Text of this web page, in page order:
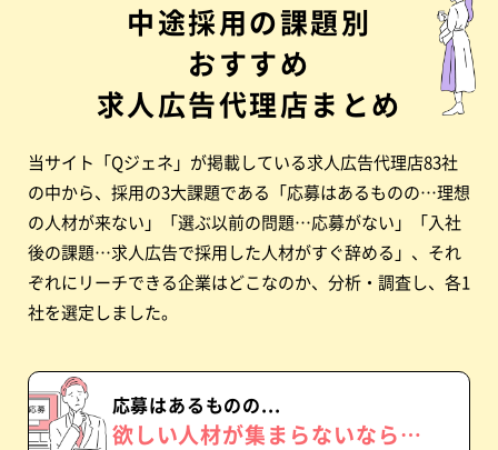
中途採用の課題別
おすすめ
求人広告代理店まとめ
当サイト「Qジェネ」が掲載している求人広告代理店83社
の中から、採用の3大課題である「応募はあるものの…理想
の人材が来ない」「選ぶ以前の問題…応募がない」「入社
後の課題…求人広告で採用した人材がすぐ辞める」、それ
ぞれにリーチできる企業はどこなのか、分析・調査し、各1
社を選定しました。
応募はあるものの...
欲しい人材が集まらないなら…